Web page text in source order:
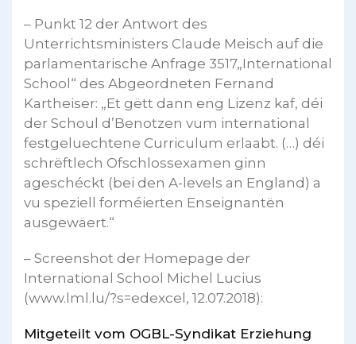
– Punkt 12 der Antwort des
Unterrichtsministers Claude Meisch auf die
parlamentarische Anfrage 3517„International
School“ des Abgeordneten Fernand
Kartheiser: „Et gëtt dann eng Lizenz kaf, déi
der Schoul d’Benotzen vum international
festgeluechtene Curriculum erlaabt. (…) déi
schrëftlech Ofschlossexamen ginn
ageschéckt (bei den A-levels an England) a
vu speziell forméierten Enseignantën
ausgewäert.“
– Screenshot der Homepage der
International School Michel Lucius
(www.lml.lu/?s=edexcel, 12.07.2018):
Mitgeteilt vom OGBL-Syndikat Erziehung